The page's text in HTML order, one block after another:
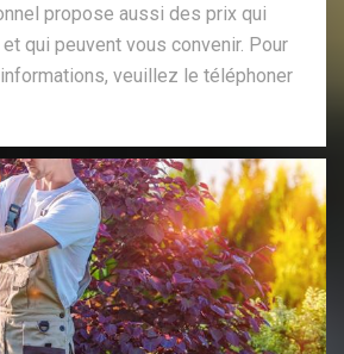
propose aussi des prix qui
qui peuvent vous convenir. Pour
veuillez le téléphoner